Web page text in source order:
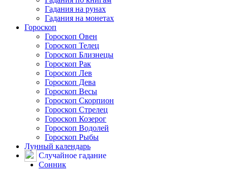
Гадания на рунах
Гадания на монетах
Гороскоп
Гороскоп Овен
Гороскоп Телец
Гороскоп Близнецы
Гороскоп Рак
Гороскоп Лев
Гороскоп Дева
Гороскоп Весы
Гороскоп Скорпион
Гороскоп Стрелец
Гороскоп Козерог
Гороскоп Водолей
Гороскоп Рыбы
Лунный календарь
Случайное гадание
Сонник